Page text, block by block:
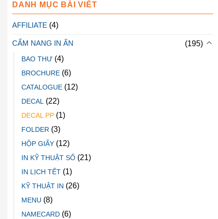
DANH MỤC BÀI VIẾT
AFFILIATE (4)
CẨM NANG IN ẤN (195)
BAO THƯ (4)
BROCHURE (6)
CATALOGUE (12)
DECAL (22)
DECAL PP (1)
FOLDER (3)
HỘP GIẤY (12)
IN KỸ THUẬT SỐ (21)
IN LỊCH TẾT (1)
KỸ THUẬT IN (26)
MENU (8)
NAMECARD (6)